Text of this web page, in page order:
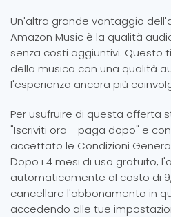
Un'altra grande vantaggio
Amazon Music è la qualità
senza costi aggiuntivi. Questo
della musica con una qualità
l'esperienza ancora più
Per usufruire di questa offerta
"Iscriviti ora - paga dopo" e
accettato le Condizioni
Dopo i 4 mesi di uso gratuito,
automaticamente al costo di
cancellare l'abbonamento in
accedendo alle tue